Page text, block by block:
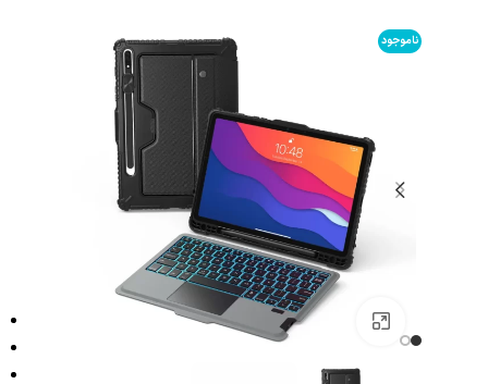
ناموجود
برای بزرگنمایی کلیک کنید